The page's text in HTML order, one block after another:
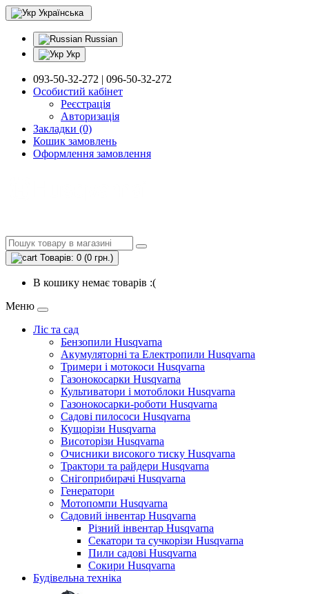
Українська
Russian
Укр
093-50-32-272 | 096-50-32-272
Особистий кабінет
Реєстрація
Авторизація
Закладки (0)
Кошик замовлень
Оформлення замовлення
Товарів: 0 (0 грн.)
В кошику немає товарів :(
Меню
Ліс та сад
Бензопили Husqvarna
Акумуляторні та Електропили Husqvarna
Тримери і мотокоси Husqvarna
Газонокосарки Husqvarna
Культиватори і мотоблоки Husqvarna
Газонокосарки-роботи Husqvarna
Садові пилососи Husqvarna
Кущорізи Husqvarna
Висоторізи Husqvarna
Очисники високого тиску Husqvarna
Трактори та райдери Husqvarna
Снігоприбирачі Husqvarna
Генератори
Мотопомпи Husqvarna
Садовий інвентар Husqvarna
Різний інвентар Husqvarna
Секатори та сучкорізи Husqvarna
Пили садові Husqvarna
Сокири Husqvarna
Будівельна техніка